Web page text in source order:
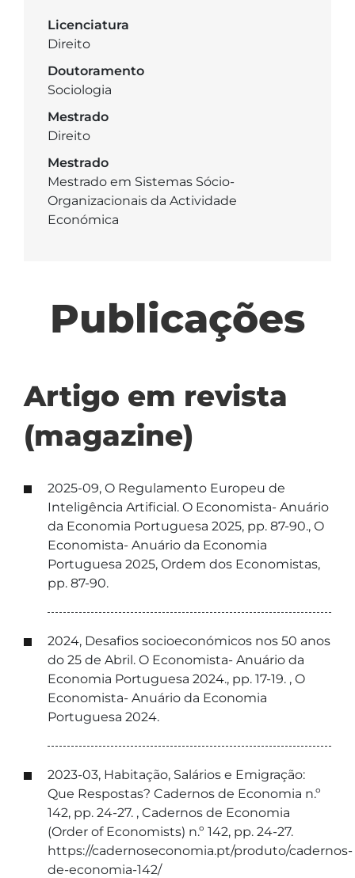
Licenciatura
Direito
Doutoramento
Sociologia
Mestrado
Direito
Mestrado
Mestrado em Sistemas Sócio-
Organizacionais da Actividade
Económica
Publicações
Artigo em revista
(magazine)
2025-09, O Regulamento Europeu de
Inteligência Artificial. O Economista- Anuário
da Economia Portuguesa 2025, pp. 87-90., O
Economista- Anuário da Economia
Portuguesa 2025, Ordem dos Economistas,
pp. 87-90.
2024, Desafios socioeconómicos nos 50 anos
do 25 de Abril. O Economista- Anuário da
Economia Portuguesa 2024., pp. 17-19. , O
Economista- Anuário da Economia
Portuguesa 2024.
2023-03, Habitação, Salários e Emigração:
Que Respostas? Cadernos de Economia n.º
142, pp. 24-27. , Cadernos de Economia
(Order of Economists) n.º 142, pp. 24-27.
https://cadernoseconomia.pt/produto/cadernos-
de-economia-142/